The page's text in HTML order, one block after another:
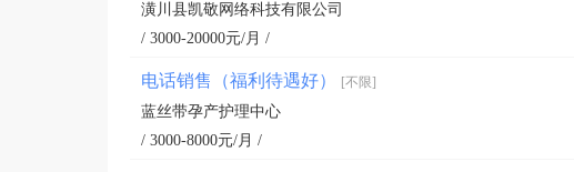
潢川县凯敬网络科技有限公司
/ 3000-20000元/月 /
电话销售（福利待遇好） [不限]
蓝丝带孕产护理中心
/ 3000-8000元/月 /